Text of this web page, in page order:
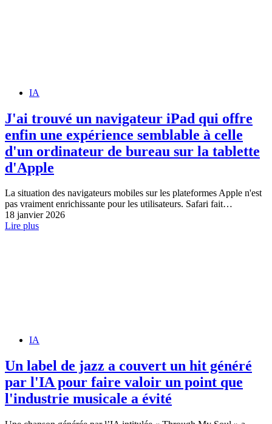
IA
J'ai trouvé un navigateur iPad qui offre
enfin une expérience semblable à celle
d'un ordinateur de bureau sur la tablette
d'Apple
La situation des navigateurs mobiles sur les plateformes Apple n'est
pas vraiment enrichissante pour les utilisateurs. Safari fait…
18 janvier 2026
Lire plus
IA
Un label de jazz a couvert un hit généré
par l'IA pour faire valoir un point que
l'industrie musicale a évité